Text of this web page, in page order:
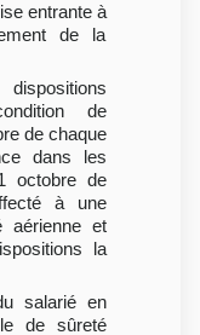
entrante à
de la
de
de chaque
dans les
octobre de
à une
aérienne et
la
salarié en
de sûreté